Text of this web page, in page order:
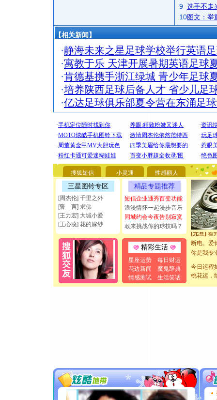
9 选手不走
10图文：举
【相关新闻】
·静海未来之星足球学校举行英语
·寓教于乐 天津开展暑期英语足球
·肯德基携手浙江绿城 青少年足球
·培养陕西足球后备人才 省少儿足
·亿达足球俱乐部夏令营在东涌足
搜狐短信 小灵通 性感丽人
三星图铃专区
[周杰伦] 千里之外
[誓 言] 求佛
[王力宏] 大城小爱
[王心凌] 花的嫁纱
精品专题推荐
短信企业通秀百变功能
浪漫情怀一起漫步音乐
同城约会今夜告别寂寞
敢来挑战你的球技吗？
精彩生活
星座运势
每日财运
花边新闻
魔鬼辞典
情感测试
生活笑话
[圣诞节]
要平安
[圣诞节]
能正大光
都要快乐
[圣诞节]
如意,快
[元旦]看
断电。爱
你是我专
起；二是
离。水晶
[元旦]当
[圣诞节]
你太多
要平安
今日运程
桃花运，